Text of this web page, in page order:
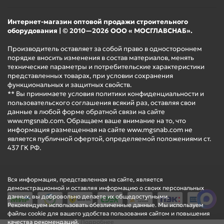
Для эффективной теплоизоляции приборов использован
Free) - экологически чистого материала, который
заполняется по особой технологии под высоким
давлением. Он безопасен для окружающей среды и
здоровья людей, обладает прекрасными
теплоизолирующими свойствами и сводит тепловые
потери и высокие энергозатраты к минимуму.
Настоящее европейское качество, основанное на
обеспечивает возможность надежной и стабильной
работы.
Вся информация, представленная на сайте, является
демонстрационной и оставляя информацию о своих персональных
данных, вы добровольно делаете их общедоступными.
Рекомендуем использовать обезличенные данные. Мы используем
файлы cookie для вашего удобства пользования сайтом и повышения
качества рекомендаций.Подробнее
Интернет-магазин оптовой продажи строительного
оборудования | © 2010—2026 ООО « МОСГЛАВСНАБ».
Производитель оставляет за собой право в одностороннем
порядке вносить изменения в состав материалов, менять
технические параметры и потребительские характеристики
представленных товарах, при условии сохранения
функциональных и защитных свойств.
** Вы принимаете условия политики конфиденциальности и
пользовательского соглашения всякий раз, оставляя свои
данные в любой форме обратной связи на сайте
www.mgsnab.com. Обращаем ваше внимание на то, что
информация размещенная на сайте www.mgsnab.com не
является публичной офертой, определяемой положениями ст.
437 ГК РФ.